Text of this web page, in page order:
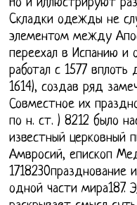
Cкладки одежды не
элементом между
переехал в Испанию и
работал с 1577
1614), создав ряд
Совместное их
по н. ст. ) 8212 было
известный церковный
Амвросий, епископ
одной части мира187.